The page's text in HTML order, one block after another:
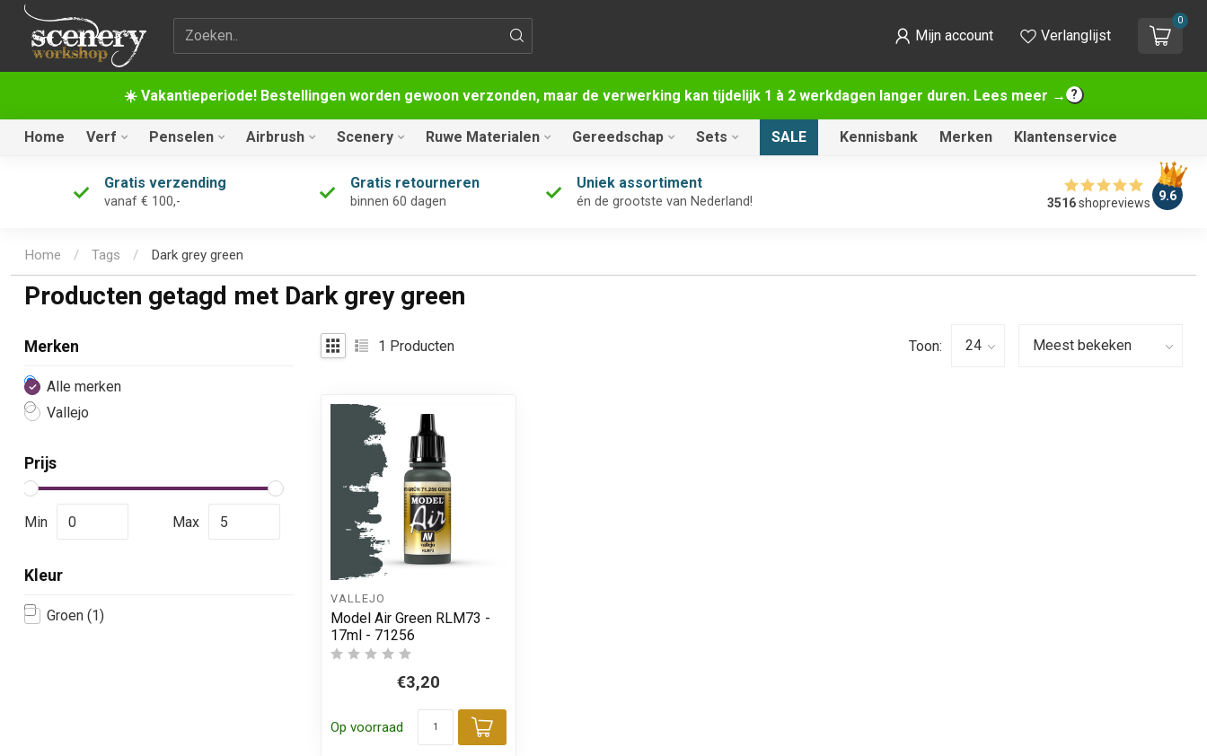
☀️ Vakantieperiode! Bestellingen worden gewoon verzonden, maar de verwerking kan tijdelijk 1 à 2 werkdagen langer duren. Lees meer →
Zoekterm Mijn account Verlanglijst
0
Home Verf Penselen Airbrush Scenery Ruwe Materialen Gereedschap Sets SALE Kennisbank Merken Klantenservice
Gratis verzending
vanaf € 100,-
Gratis retourneren
binnen 60 dagen
Uniek assortiment
én de grootste van Nederland! 3516shopreviews 9.6
Home / Tags / Dark grey green
Producten getagd met Dark grey green
Merken
Alle merken
Vallejo
Kleur
Groen (1)
Prijs
Min Max
1 Producten Toon:
VALLEJO
Model Air Green RLM73 -
17ml - 71256
€3,20
Op voorraad
Toevoegen aan winkelwagen